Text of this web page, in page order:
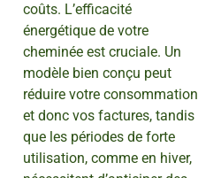
coûts. L’efficacité
énergétique de votre
cheminée est cruciale. Un
modèle bien conçu peut
réduire votre consommation
et donc vos factures, tandis
que les périodes de forte
utilisation, comme en hiver,